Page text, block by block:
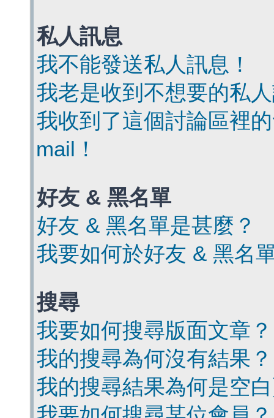
私人訊息
我不能發送私人訊息！
我老是收到不想要的私
我收到了這個討論區裡
mail！
好友 & 黑名單
好友 & 黑名單是甚麼？
我要如何於好友 & 黑名
搜尋
我要如何搜尋版面文章？
我的搜尋為何沒有結果？
我的搜尋結果為何是空